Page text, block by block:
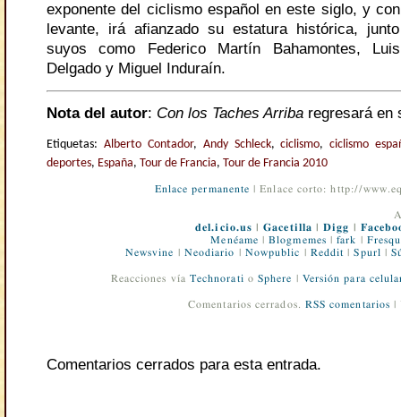
exponente del ciclismo español en este siglo, y
levante, irá afianzado su estatura histórica,
suyos como Federico Martín Bahamontes,
Delgado y Miguel Induraín.
Nota del autor: Con los Taches Arriba regresará en
Etiquetas: Alberto Contador, Andy Schleck,ciclismo,ciclismo
deportes, España, Tour de Francia, Tour de Francia 2010
Enlace permanente | Enlace corto: http://
del.icio.us |Gacetilla |Digg
Menéame |Blogmemes |fark
Newsvine
Neodiario Nowpublic Reddit |Spurl |
Reacciones vía Technorati o Sphere Versión para
Comentarios cerrados. RSS comentarios |
Comentarios cerrados para esta entrada.